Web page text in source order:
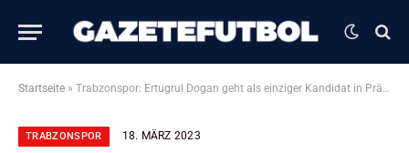
Startseite » Trabzonspor: Ertugrul Dogan geht als einziger Kandidat in Präsidentschaftwahl – Die Vorstandsliste
TRABZONSPOR 18. MÄRZ 2023